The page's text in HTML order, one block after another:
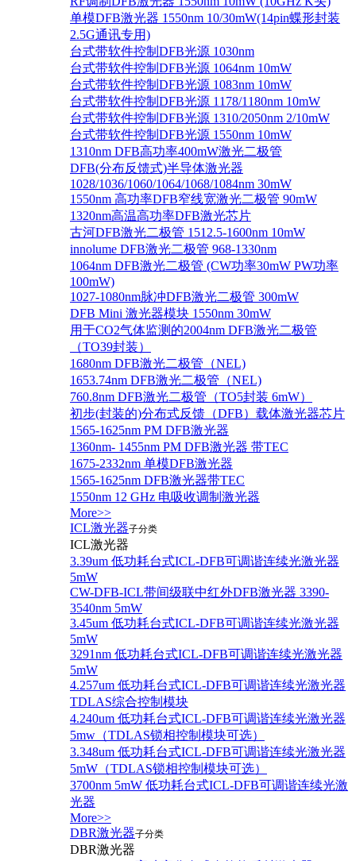
单模DFB激光器 1550nm 10/30mW(14pin蝶形封装
2.5G通讯专用)
台式带软件控制DFB光源 1030nm
台式带软件控制DFB光源 1064nm 10mW
台式带软件控制DFB光源 1083nm 10mW
台式带软件控制DFB光源 1178/1180nm 10mW
台式带软件控制DFB光源 1310/2050nm 2/10mW
台式带软件控制DFB光源 1550nm 10mW
1310nm DFB高功率400mW激光二极管
DFB(分布反馈式)半导体激光器
1028/1036/1060/1064/1068/1084nm 30mW
1550nm 高功率DFB窄线宽激光二极管 90mW
1320nm高温高功率DFB激光芯片
古河DFB激光二极管 1512.5-1600nm 10mW
innolume DFB激光二极管 968-1330nm
1064nm DFB激光二极管 (CW功率30mW PW功率
100mW)
1027-1080nm脉冲DFB激光二极管 300mW
DFB Mini 激光器模块 1550nm 30mW
用于CO2气体监测的2004nm DFB激光二极管
（TO39封装）
1680nm DFB激光二极管（NEL)
1653.74nm DFB激光二极管（NEL)
760.8nm DFB激光二极管（TO5封装 6mW）
初步(封装的)分布式反馈（DFB）载体激光器芯片
1565-1625nm PM DFB激光器
1360nm- 1455nm PM DFB激光器 带TEC
1675-2332nm 单模DFB激光器
1565-1625nm DFB激光器带TEC
1550nm 12 GHz 电吸收调制激光器
More>>
ICL激光器子分类
ICL激光器
3.39um 低功耗台式ICL-DFB可调谐连续光激光器
5mW
CW-DFB-ICL带间级联中红外DFB激光器 3390-
3540nm 5mW
3.45um 低功耗台式ICL-DFB可调谐连续光激光器
5mW
3291nm 低功耗台式ICL-DFB可调谐连续光激光器
5mW
4.257um 低功耗台式ICL-DFB可调谐连续光激光器
TDLAS综合控制模块
4.240um 低功耗台式ICL-DFB可调谐连续光激光器
5mw（TDLAS锁相控制模块可选）
3.348um 低功耗台式ICL-DFB可调谐连续光激光器
5mW（TDLAS锁相控制模块可选）
3700nm 5mW 低功耗台式ICL-DFB可调谐连续光激
光器
More>>
DBR激光器子分类
DBR激光器